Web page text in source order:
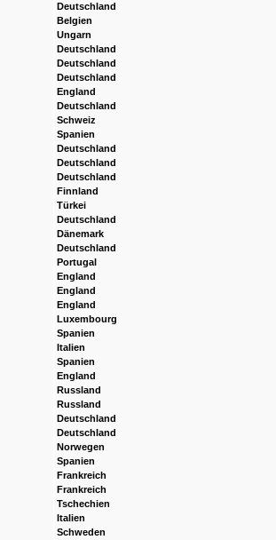
Deutschland
Belgien
Ungarn
Deutschland
Deutschland
Deutschland
England
Deutschland
Schweiz
Spanien
Deutschland
Deutschland
Deutschland
Finnland
Türkei
Deutschland
Dänemark
Deutschland
Portugal
England
England
England
Luxembourg
Spanien
Italien
Spanien
England
Russland
Russland
Deutschland
Deutschland
Norwegen
Spanien
Frankreich
Frankreich
Tschechien
Italien
Schweden